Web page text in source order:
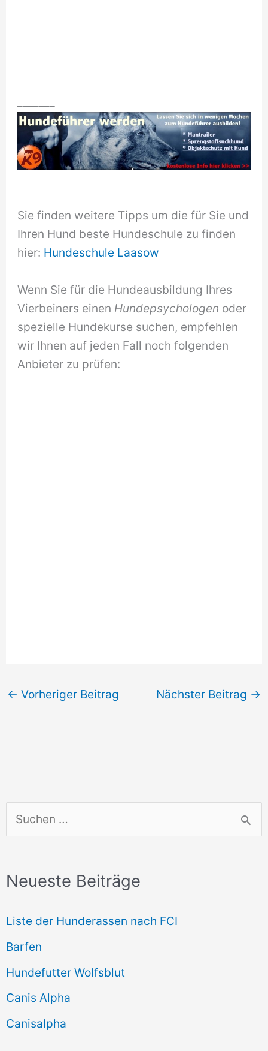
u
h
n
n
a
c
h
Neueste Beiträge
Liste der Hunderassen nach FCI
Barfen
Hundefutter Wolfsblut
Canis Alpha
Canisalpha
Sie finden weitere Tipps um die für Sie und
Ihren Hund beste Hundeschule zu finden
hier: Hundeschule Laasow
Wenn Sie für die Hundeausbildung Ihres
Vierbeiners einen Hundepsychologen oder
spezielle Hundekurse suchen, empfehlen
wir Ihnen auf jeden Fall noch folgenden
Anbieter zu prüfen:
← Vorheriger Beitrag Nächster Beitrag →